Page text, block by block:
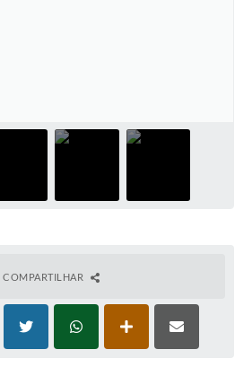
COMPARTILHAR